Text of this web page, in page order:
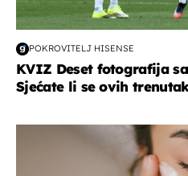
POKROVITELJ HISENSE
KVIZ Deset fotografija
Sjećate li se ovih
moda & ljepota